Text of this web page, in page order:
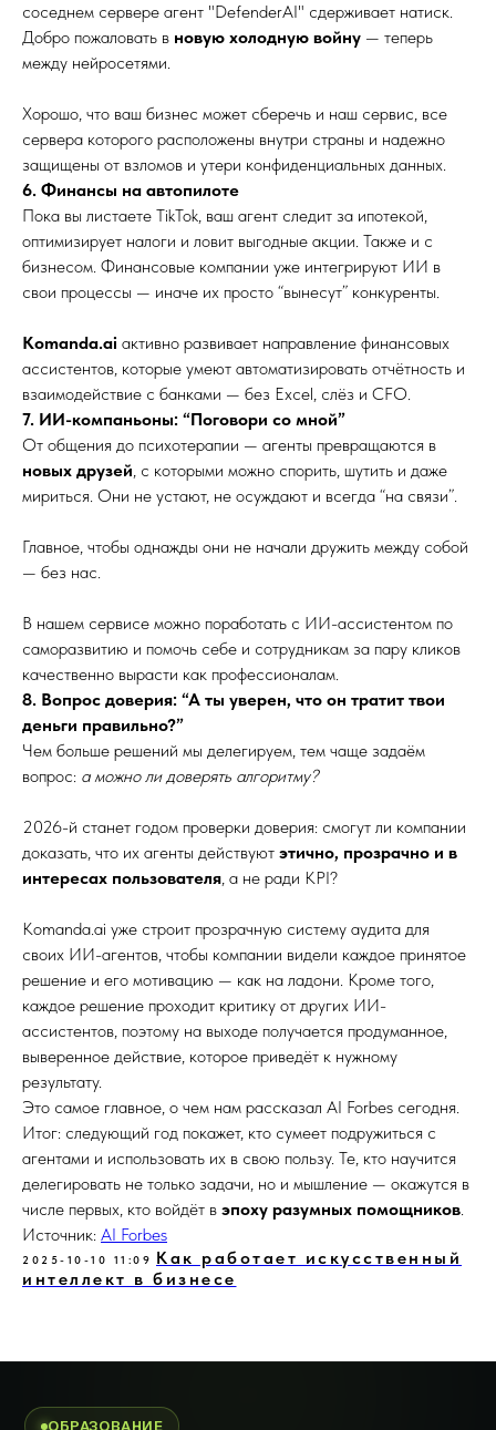
соседнем сервере агент "DefenderAI" сдерживает натиск.
Добро пожаловать в новую холодную войну — теперь
между нейросетями.
Хорошо, что ваш бизнес может сберечь и наш сервис, все
сервера которого расположены внутри страны и надежно
защищены от взломов и утери конфиденциальных данных.
6. Финансы на автопилоте
Пока вы листаете TikTok, ваш агент следит за ипотекой,
оптимизирует налоги и ловит выгодные акции. Также и с
бизнесом. Финансовые компании уже интегрируют ИИ в
свои процессы — иначе их просто “вынесут” конкуренты.
Komanda.ai активно развивает направление финансовых
ассистентов, которые умеют автоматизировать отчётность и
взаимодействие с банками — без Excel, слёз и CFO.
7. ИИ-компаньоны: “Поговори со мной”
От общения до психотерапии — агенты превращаются в
новых друзей, с которыми можно спорить, шутить и даже
мириться. Они не устают, не осуждают и всегда “на связи”.
Главное, чтобы однажды они не начали дружить между собой
— без нас.
В нашем сервисе можно поработать с ИИ-ассистентом по
саморазвитию и помочь себе и сотрудникам за пару кликов
качественно вырасти как профессионалам.
8. Вопрос доверия: “А ты уверен, что он тратит твои
деньги правильно?”
Чем больше решений мы делегируем, тем чаще задаём
вопрос: а можно ли доверять алгоритму?
2026-й станет годом проверки доверия: смогут ли компании
доказать, что их агенты действуют этично, прозрачно и в
интересах пользователя, а не ради KPI?
Komanda.ai уже строит прозрачную систему аудита для
своих ИИ-агентов, чтобы компании видели каждое принятое
решение и его мотивацию — как на ладони. Кроме того,
каждое решение проходит критику от других ИИ-
ассистентов, поэтому на выходе получается продуманное,
выверенное действие, которое приведёт к нужному
результату.
Это самое главное, о чем нам рассказал AI Forbes сегодня.
Итог: следующий год покажет, кто сумеет подружиться с
агентами и использовать их в свою пользу. Те, кто научится
делегировать не только задачи, но и мышление — окажутся в
числе первых, кто войдёт в эпоху разумных помощников.
Источник: AI Forbes
2025-10-10 11:09 Как работает искусственный
интеллект в бизнесе
ОБРАЗОВАНИЕ